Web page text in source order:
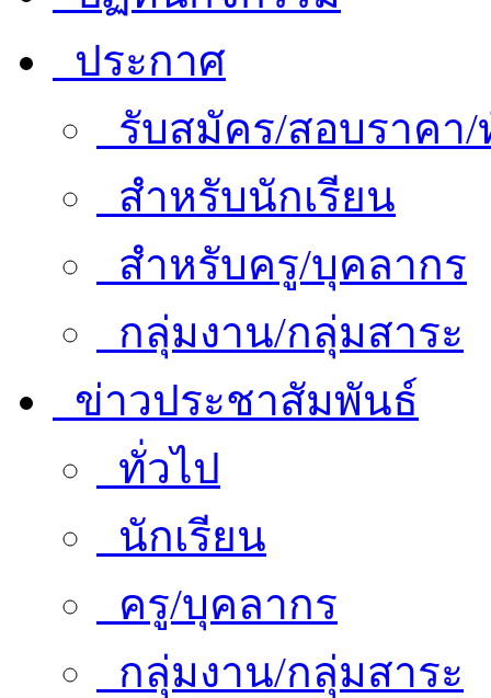
ประกาศ
รับสมัคร/สอบราคา/
สำหรับนักเรียน
สำหรับครู/บุคลากร
กลุ่มงาน/กลุ่มสาระ
ข่าวประชาสัมพันธ์
ทั่วไป
นักเรียน
ครู/บุคลากร
กลุ่มงาน/กลุ่มสาระ